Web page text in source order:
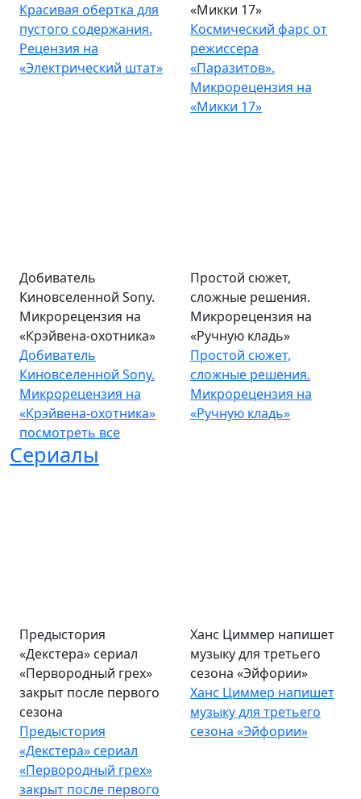
Красивая обертка для
пустого содержания.
Рецензия на
«Электрический штат»
«Микки 17»
Космический фарс от
режиссера
«Паразитов».
Микрорецензия на
«Микки 17»
Добиватель
Киновселенной Sony.
Микрорецензия на
«Крэйвена-охотника»
Добиватель
Киновселенной Sony.
Микрорецензия на
«Крэйвена-охотника»
Простой сюжет,
сложные решения.
Микрорецензия на
«Ручную кладь»
Простой сюжет,
сложные решения.
Микрорецензия на
«Ручную кладь»
посмотреть все
Сериалы
Предыстория
«Декстера» сериал
«Первородный грех»
закрыт после первого
сезона
Предыстория
«Декстера» сериал
«Первородный грех»
закрыт после первого
Ханс Циммер напишет
музыку для третьего
сезона «Эйфории»
Ханс Циммер напишет
музыку для третьего
сезона «Эйфории»